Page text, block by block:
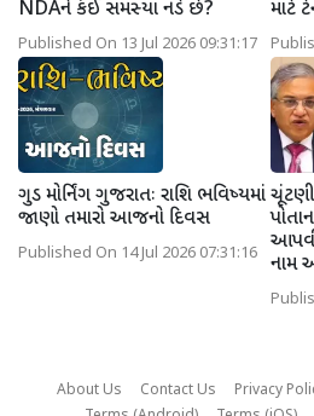
NDAને કંઈ સમસ્યા નડે છે?
Published On 13 Jul 2026 09:31:17
માટે
ગુડ મોર્નિંગ ગુજરાતઃ રાશિ ભવિષ્યમાં
જાણો તમારો આજનો દિવસ
Published On 14 Jul 2026 07:31:16
નામ
About Us Contact Us Privacy